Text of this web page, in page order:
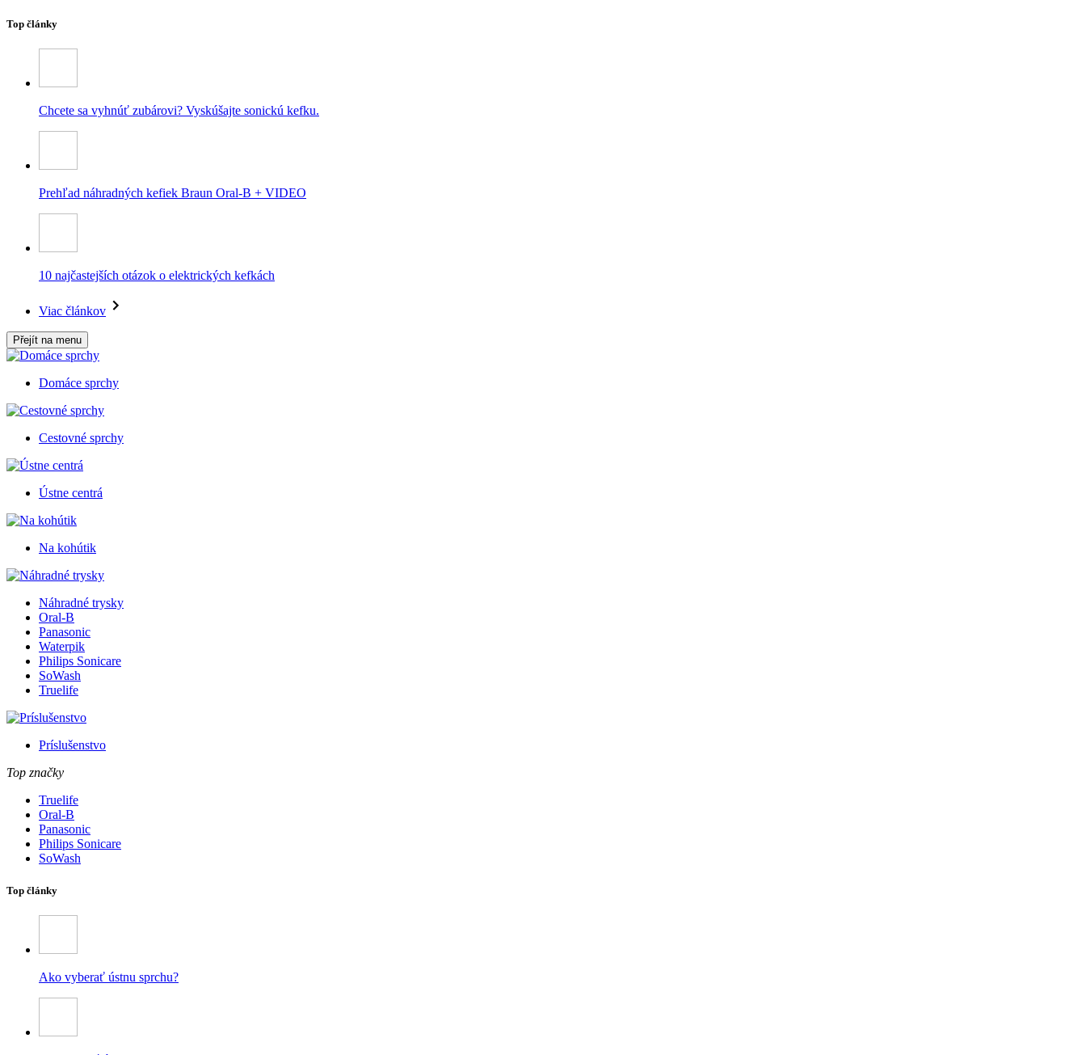
Top články
Chcete sa vyhnúť zubárovi? Vyskúšajte sonickú kefku.
Prehľad náhradných kefiek Braun Oral-B + VIDEO
10 najčastejších otázok o elektrických kefkách
Viac článkov
Přejít na menu
Domáce sprchy
Cestovné sprchy
Ústne centrá
Na kohútik
Náhradné trysky
Oral-B
Panasonic
Waterpik
Philips Sonicare
SoWash
Truelife
Príslušenstvo
Top značky
Truelife
Oral-B
Panasonic
Philips Sonicare
SoWash
Top články
Ako vyberať ústnu sprchu?